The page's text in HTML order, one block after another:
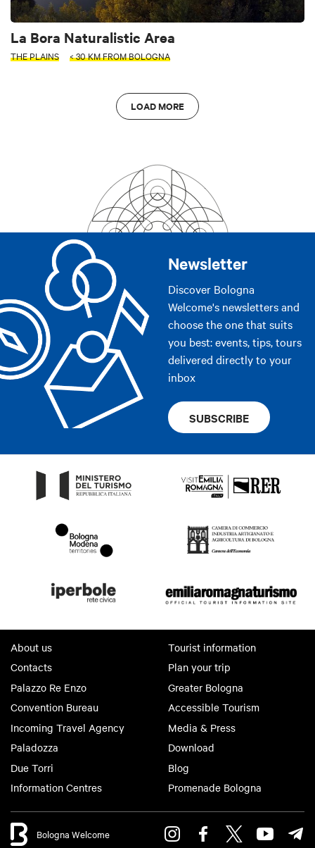
La Bora Naturalistic Area
THE PLAINS < 30 KM FROM BOLOGNA
LOAD MORE
Newsletter
Discover Bologna
Welcome's newsletters and
choose the one that suits
you best: events, tips, tours
delivered directly to your
inbox
SUBSCRIBE
About us
Contacts
Palazzo Re Enzo
Convention Bureau
Incoming Travel Agency
Paladozza
Due Torri
Information Centres
Tourist information
Plan your trip
Greater Bologna
Accessible Tourism
Media & Press
Download
Blog
Promenade Bologna
Bologna Welcome